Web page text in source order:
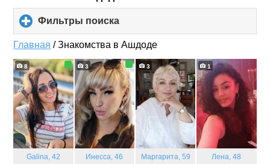
Фильтры поиска
to
expand
contents
Главная /Знакомства в Ашдоде
8
Galina, 42
3
Инесса, 46
3
Маргарита, 59
1
Лена, 48